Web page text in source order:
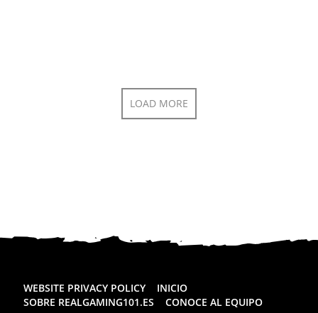
LOAD MORE
WEBSITE PRIVACY POLICY
INICIO
SOBRE REALGAMING101.ES
CONOCE AL EQUIPO